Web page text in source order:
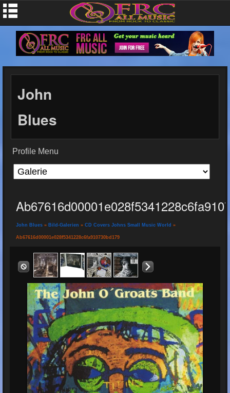
John
Blues
Profile Menu
John Blues » Bild-Galerien » CD Covers Johns Small Music World »
Ab67616d00001e028f5341228c6fa910730bd179